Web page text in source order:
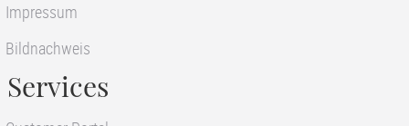
Impressum
Bildnachweis
Services